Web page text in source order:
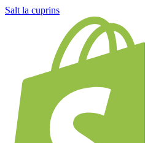
Salt la cuprins